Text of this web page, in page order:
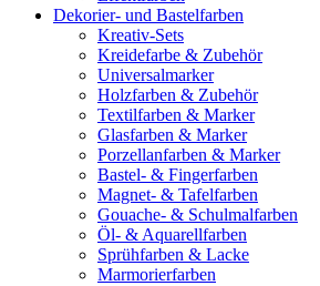
Dekorier- und Bastelfarben
Kreativ-Sets
Kreidefarbe & Zubehör
Universalmarker
Holzfarben & Zubehör
Textilfarben & Marker
Glasfarben & Marker
Porzellanfarben & Marker
Bastel- & Fingerfarben
Magnet- & Tafelfarben
Gouache- & Schulmalfarben
Öl- & Aquarellfarben
Sprühfarben & Lacke
Marmorierfarben